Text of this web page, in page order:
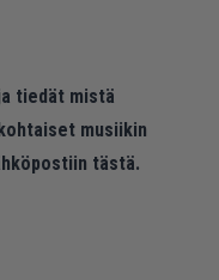
tiedät mistä
musiikin
tästä.